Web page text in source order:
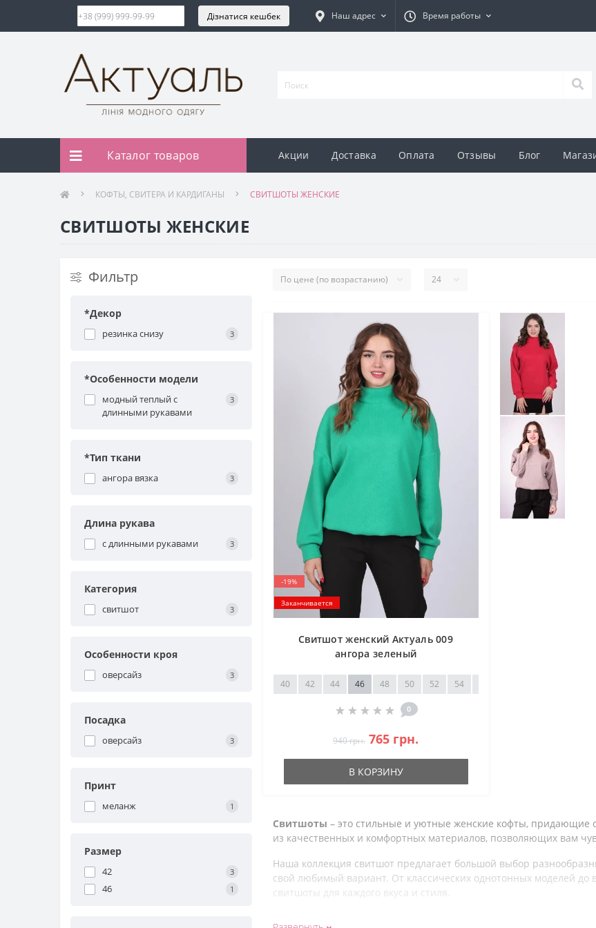
Дізнатися кешбек Наш адрес Время работы
Каталог товаров Акции Доставка Оплата Отзывы Блог
КОФТЫ, СВИТЕРА И КАРДИГАНЫ СВИТШОТЫ ЖЕНСКИЕ
СВИТШОТЫ ЖЕНСКИЕ
Фильтр
*Декор
резинка снизу 3
*Особенности модели
модный теплый с
длинными рукавами
3
*Тип ткани
ангора вязка 3
Длина рукава
с длинными рукавами 3
Категория
свитшот 3
Особенности кроя
оверсайз 3
Посадка
оверсайз 3
Принт
меланж 1
Размер
42 3
46 1
-19%
Заканчивается
Свитшот женский Актуаль 009
ангора зеленый
40 42 44 46 48 50 52 54
0
940 грн. 765 грн.
В КОРЗИНУ
Свитшоты – это стильные и уютные женские кофты, придающие
из качественных и комфортных материалов, позволяющих вам
Наша коллекция свитшот предлагает большой выбор
свой любимый вариант. От классических однотонных моделей до
свитшоты для каждого вкуса и стиля.